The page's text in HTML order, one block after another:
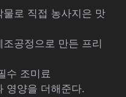
로 직접 농사지은 맛
공정으로 만든 프리
수 조미료
영양을 더해준다.